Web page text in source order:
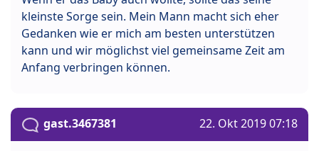
kleinste Sorge sein. Mein Mann macht sich eher
Gedanken wie er mich am besten unterstützen
kann und wir möglichst viel gemeinsame Zeit am
Anfang verbringen können.
gast.3467381 22. Okt 2019 07:18